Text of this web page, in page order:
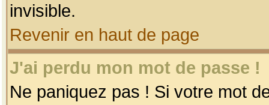
invisible.
Revenir en haut de page
J'ai perdu mon mot de passe !
Ne paniquez pas ! Si votre mot